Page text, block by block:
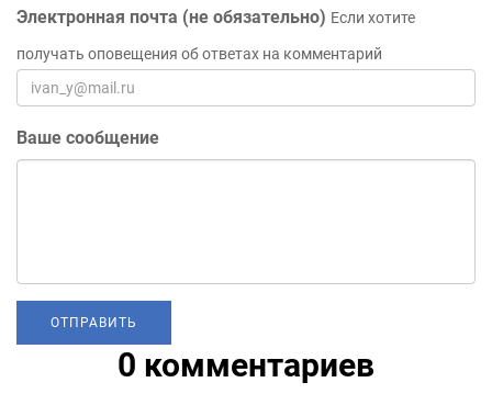
Электронная почта (не обязательно) Если хотите
получать оповещения об ответах на комментарий
Ваше сообщение
0 комментариев